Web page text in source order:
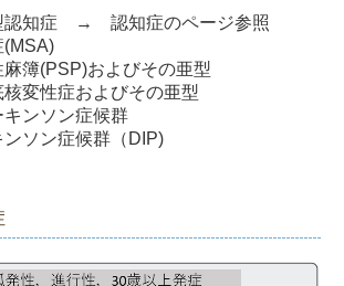
認知症 → 認知症のページ参照
(MSA)
簿(PSP)およびその亜型
変性症およびその亜型
キンソン症候群
ンソン症候群（DIP)